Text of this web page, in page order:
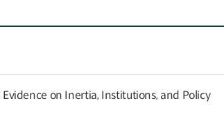
on Inertia, Institutions, and Policy